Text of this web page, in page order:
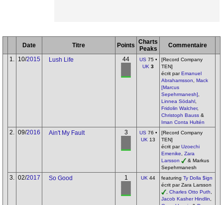
Date Titre Points Charts
Peaks
Commentaire
1.
10/2015 Lush Life 44 US75 •
UK 3
[Record Company
TEN]
écrit parEmanuel
Abrahamsson
Mack
[Marcus
Sepehrmanesh]
Linnea Södahl
Fridolin Walcher,
Christoph Bauss &
Iman Conta Hultén
2. 09/2016 Ain't My Fault 3 US76 •
UK 13
[Record Company
TEN]
écrit parUzoechi
Emenike
Zara
Larsson
& Markus
Sepehrmanesh
3. 02/2017 So Good 1 UK 44 featuring Ty Dolla $ign
écrit par Zara Larsson
Charles Otto Puth
Jacob Kasher Hindlin